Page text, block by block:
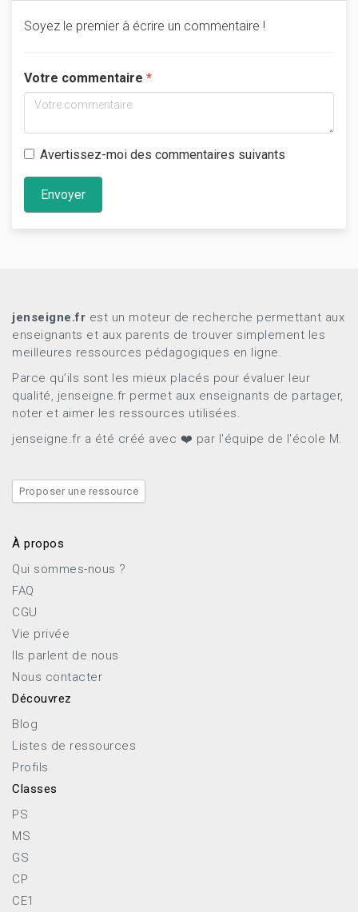
Soyez le premier à écrire un commentaire !
Votre commentaire
Avertissez-moi des commentaires suivants
Envoyer
jenseigne.fr est un moteur de recherche permettant aux
enseignants et aux parents de trouver simplement les
meilleures ressources pédagogiques en ligne.
Parce qu’ils sont les mieux placés pour évaluer leur
qualité, jenseigne.fr permet aux enseignants de partager,
noter et aimer les ressources utilisées.
jenseigne.fr a été créé avec ❤️ par l'équipe de l'école M.
Proposer une ressource
À propos
Qui sommes-nous ?
FAQ
CGU
Vie privée
Ils parlent de nous
Nous contacter
Découvrez
Blog
Listes de ressources
Profils
Classes
PS
MS
GS
CP
CE1